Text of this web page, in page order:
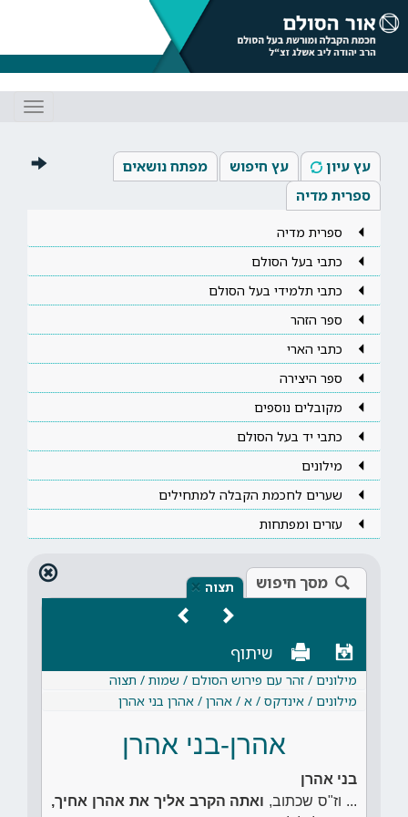
עץ עיון עץ חיפוש
מפתח נושאים
ספרית מדיה
ספרית מדיה
כתבי בעל הסולם
כתבי תלמידי בעל הסולם
ספר הזהר
כתבי הארי
ספר היצירה
מקובלים נוספים
כתבי יד בעל הסולם
מילונים
שערים לחכמת הקבלה למתחילים
עזרים ומפתחות
מסך חיפוש תצוה ×
שיתוף
מילונים / זהר עם פירוש הסולם / שמות / תצוה
מילונים / אינדקס / א / אהרן / אהרן בני אהרן
אהרן-בני אהרן
בני אהרן
... וז"ס שכתוב, ואתה הקרב אליך את אהרן אחיך,